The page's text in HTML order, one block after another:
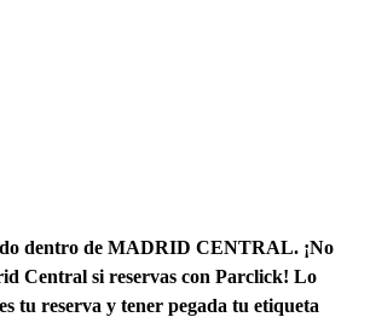
dentro de MADRID CENTRAL. ¡No
Central si reservas con Parclick! Lo
tu reserva y tener pegada tu etiqueta